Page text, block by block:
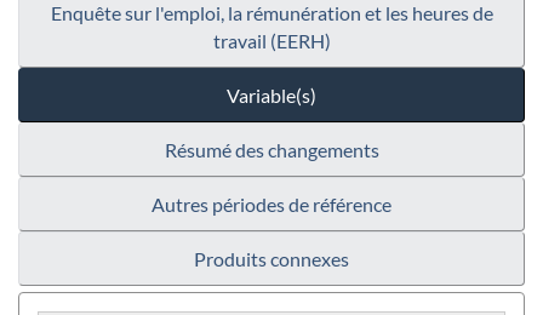
Enquête sur l'emploi, la rémunération et les heures de
travail (EERH)
Variable(s)
Résumé des changements
Autres périodes de référence
Produits connexes